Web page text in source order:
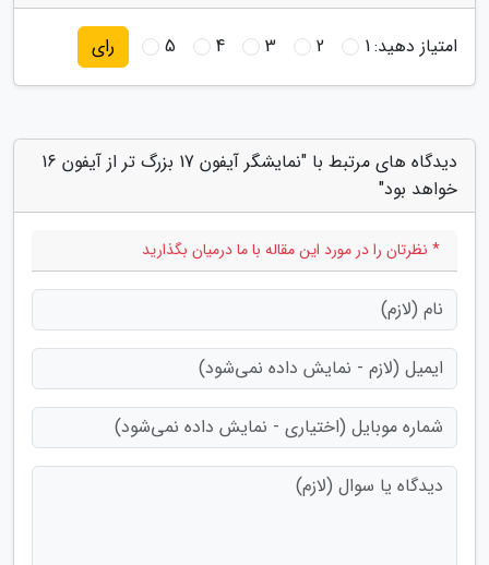
امتیاز دهید:1
2
3
4
5 رای
دیدگاه های مرتبط با "نمایشگر آیفون 17 بزرگ تر از آیفون 16
خواهد بود"
* نظرتان را در مورد این مقاله با ما درمیان بگذارید